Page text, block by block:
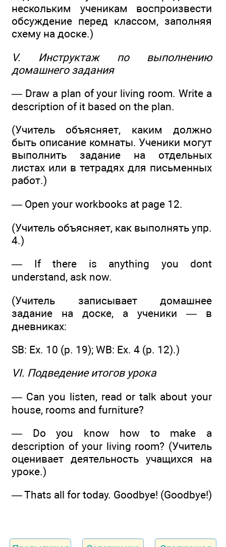
нескольким ученикам воспроизвести
обсуждение перед классом, заполняя
схему на доске.)
V. Инструктаж по выполнению
домашнего задания
— Draw a plan of your living room. Write a
description of it based on the plan.
(Учитель объясняет, каким должно
быть описание комнаты. Ученики могут
выполнить задание на отдельных
листах или в тетрадях для письменных
работ.)
— Open your workbooks at page 12.
(Учитель объясняет, как выполнять упр.
4.)
— If there is anything you dont
understand, ask now.
(Учитель записывает домашнее
задание на доске, а ученики — в
дневниках:
SB: Ex. 10 (р. 19); WB: Ex. 4 (р. 12).)
VI. Подведение итогов урока
— Can you listen, read or talk about your
house, rooms and furniture?
— Do you know how to make a
description of your living room? (Учитель
оценивает деятельность учащихся на
уроке.)
— Thats all for today. Goodbye! (Goodbye!)